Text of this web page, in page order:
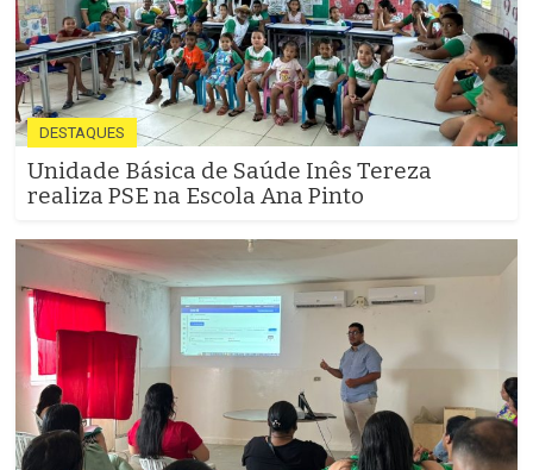
DESTAQUES
Unidade Básica de Saúde Inês Tereza
realiza PSE na Escola Ana Pinto